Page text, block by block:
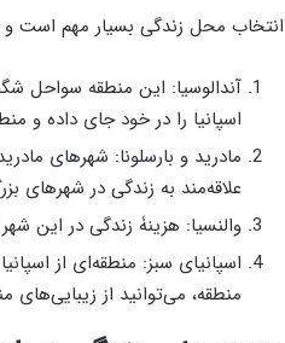
انتخاب محل زندگی بسیار مهم است و
آندالوسیا: این منطقه سواحل
اسپانیا را در خود جای داده و
مادرید و بارسلونا: شهرهای
علاقه‌مند به زندگی در شهرهای
والنسیا: هزینۀ زندگی در این
اسپانیای سبز: منطقه‌ای از
منطقه، می‌توانید از زیبایی‌های